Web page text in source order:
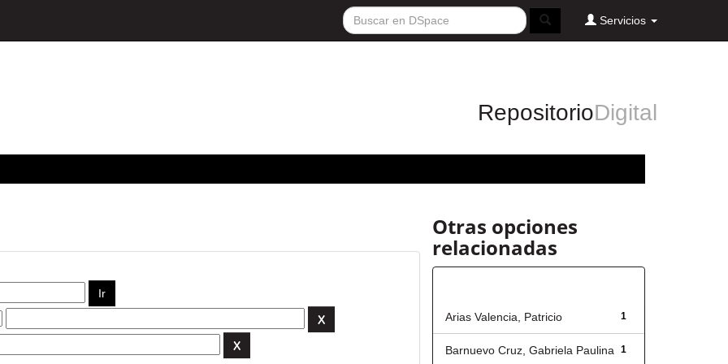
Servicios
RepositorioDigital
Otras opciones
relacionadas
1
Arias Valencia, Patricio
1
Barnuevo Cruz, Gabriela Paulina